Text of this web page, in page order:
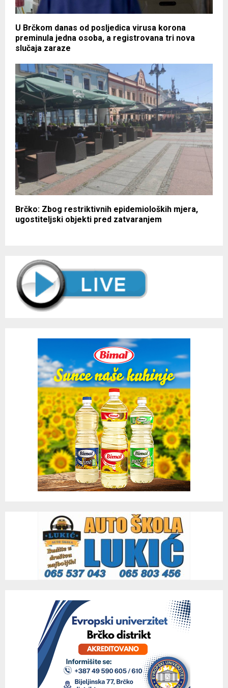
U Brčkom danas od posljedica virusa korona
preminula jedna osoba, a registrovana tri nova
slučaja zaraze
Brčko: Zbog restriktivnih epidemioloških mjera,
ugostiteljski objekti pred zatvaranjem